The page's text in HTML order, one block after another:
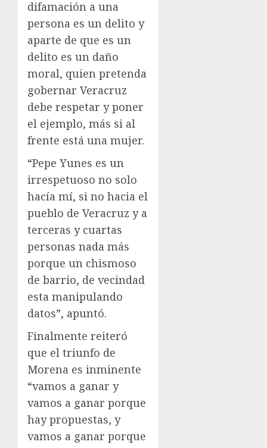
difamación a una
persona es un delito y
aparte de que es un
delito es un daño
moral, quien pretenda
gobernar Veracruz
debe respetar y poner
el ejemplo, más si al
frente está una mujer.
“Pepe Yunes es un
irrespetuoso no solo
hacía mí, si no hacia el
pueblo de Veracruz y a
terceras y cuartas
personas nada más
porque un chismoso
de barrio, de vecindad
esta manipulando
datos”, apuntó.
Finalmente reiteró
que el triunfo de
Morena es inminente
“vamos a ganar y
vamos a ganar porque
hay propuestas, y
vamos a ganar porque